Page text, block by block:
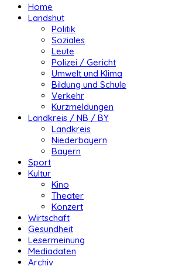
Home
Landshut
Politik
Soziales
Leute
Polizei / Gericht
Umwelt und Klima
Bildung und Schule
Verkehr
Kurzmeldungen
Landkreis / NB / BY
Landkreis
Niederbayern
Bayern
Sport
Kultur
Kino
Theater
Konzert
Wirtschaft
Gesundheit
Lesermeinung
Mediadaten
Archiv